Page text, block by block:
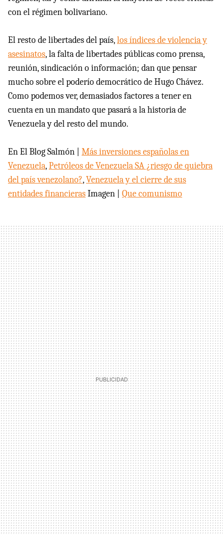
con el régimen bolivariano.
El resto de libertades del país,los índices de violencia y
asesinatos, la falta de libertades públicas como prensa,
reunión, sindicación o información; dan que pensar
mucho sobre el poderío democrático de Hugo Chávez.
Como podemos ver, demasiados factores a tener en
cuenta en un mandato que pasará a la historia de
Venezuela y del resto del mundo.
En El Blog Salmón | Más inversiones españolas en
Venezuela,Petróleos de Venezuela SA ¿riesgo de quiebra
del país venezolano?,Venezuela y el cierre de sus
entidades financierasImagen | Que comunismo